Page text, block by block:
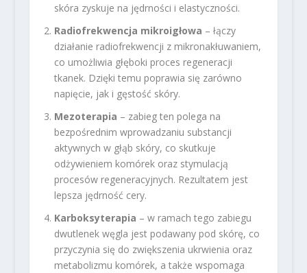
skóra zyskuje na jędrności i elastyczności.
Radiofrekwencja mikroigłowa – łączy
działanie radiofrekwencji z mikronakłuwaniem,
co umożliwia głęboki proces regeneracji
tkanek. Dzięki temu poprawia się zarówno
napięcie, jak i gęstość skóry.
Mezoterapia – zabieg ten polega na
bezpośrednim wprowadzaniu substancji
aktywnych w głąb skóry, co skutkuje
odżywieniem komórek oraz stymulacją
procesów regeneracyjnych. Rezultatem jest
lepsza jędrność cery.
Karboksyterapia – w ramach tego zabiegu
dwutlenek węgla jest podawany pod skórę, co
przyczynia się do zwiększenia ukrwienia oraz
metabolizmu komórek, a także wspomaga